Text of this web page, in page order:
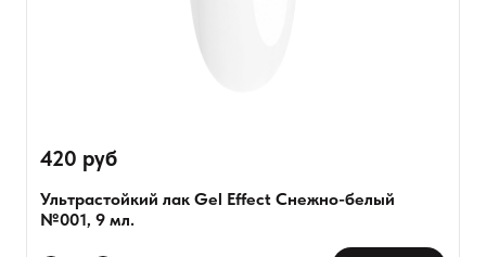
420 руб
Ультрастойкий лак Gel Effect Снежно-белый
№001, 9 мл.